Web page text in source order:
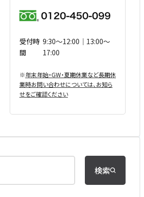
受付時
間
9:30〜12:00｜13:00〜
17:00
※年末年始・GW・夏期休業など⻑期休
業時お問い合わせについては、お知ら
せをご確認ください
検索